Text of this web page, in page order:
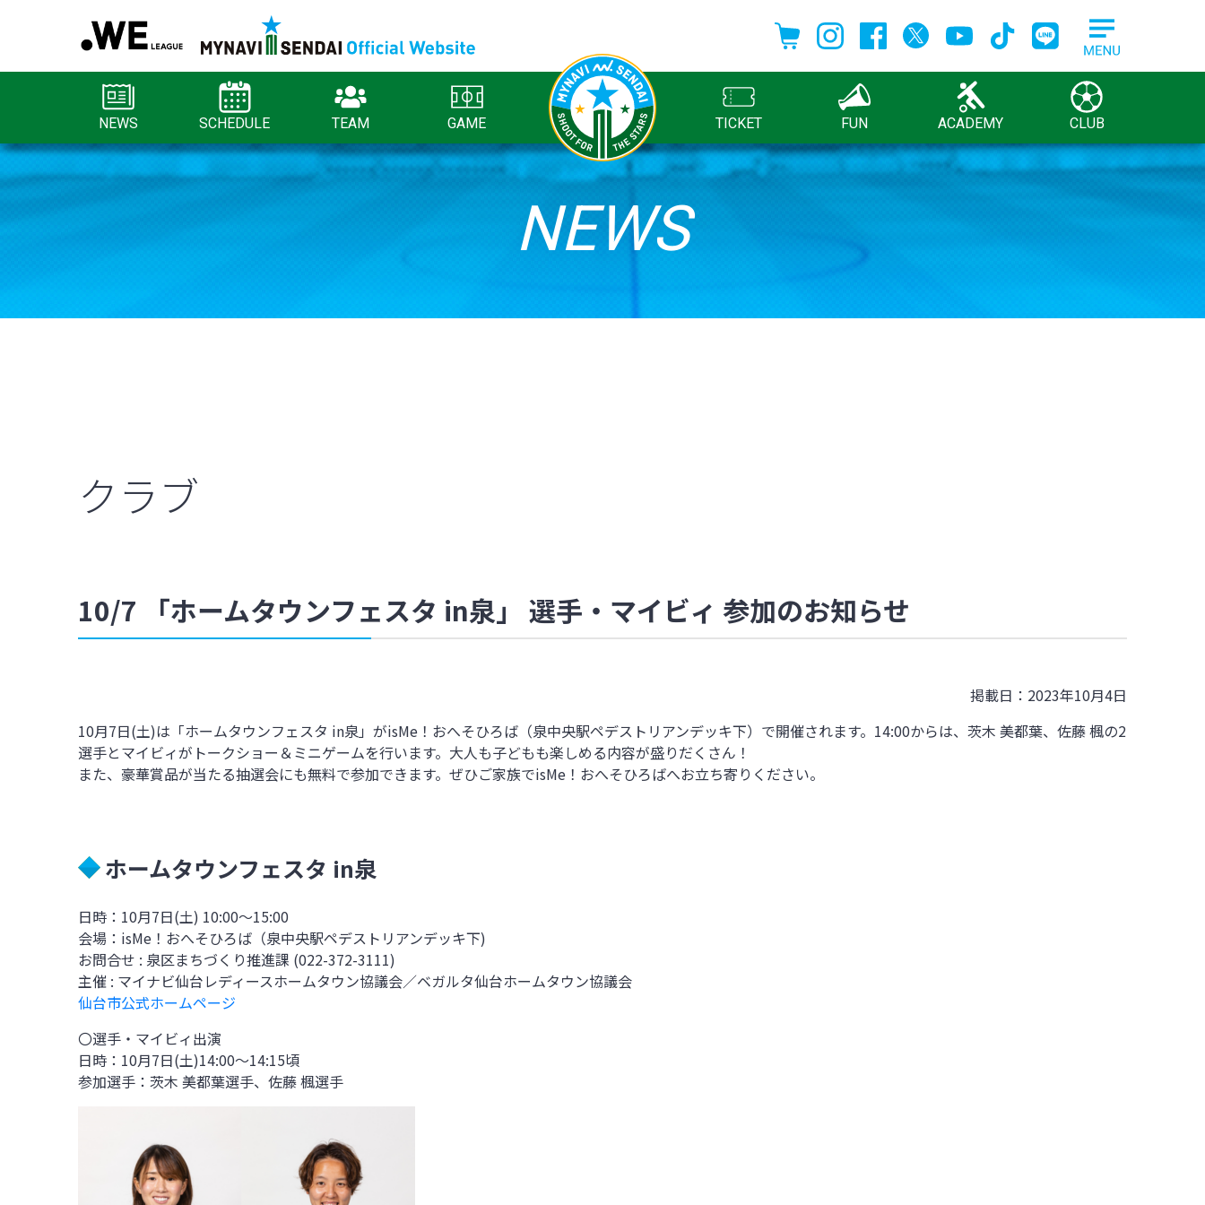
NEWS SCHEDULE TEAM GAME TICKET FUN ACADEMY CLUB
NEWS
クラブ
10/7 「ホームタウンフェスタ in泉」 選手・マイビィ 参加のお知らせ
掲載日：2023年10月4日
10月7日(土)は「ホームタウンフェスタ in泉」がisMe！おへそひろば（泉中央駅ペデストリアンデッキ下）で開催されます。14:00からは、茨木 美都葉、佐藤 楓の2
選手とマイビィがトークショー＆ミニゲームを行います。大人も子どもも楽しめる内容が盛りだくさん！
また、豪華賞品が当たる抽選会にも無料で参加できます。ぜひご家族でisMe！おへそひろばへお立ち寄りください。
ホームタウンフェスタ in泉
日時： 10月7日(土) 10:00～15:00
会場： isMe！おへそひろば（泉中央駅ペデストリアンデッキ下)
お問合せ : 泉区まちづくり推進課 (022-372-3111)
主催 : マイナビ仙台レディースホームタウン協議会／ベガルタ仙台ホームタウン協議会
仙台市公式ホームページ
〇選手・マイビィ出演
日時：10月7日(土)14:00～14:15頃
参加選手： 茨木 美都葉選手、 佐藤 楓選手